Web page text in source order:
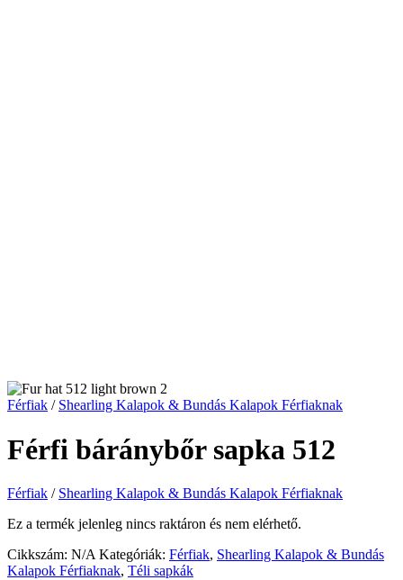
Férfiak / Shearling Kalapok & Bundás Kalapok Férfiaknak
Férfi báránybőr sapka 512
Férfiak / Shearling Kalapok & Bundás Kalapok Férfiaknak
Ez a termék jelenleg nincs raktáron és nem elérhető.
Cikkszám: N/A Kategóriák: Férfiak, Shearling Kalapok & Bundás
Kalapok Férfiaknak, Téli sapkák